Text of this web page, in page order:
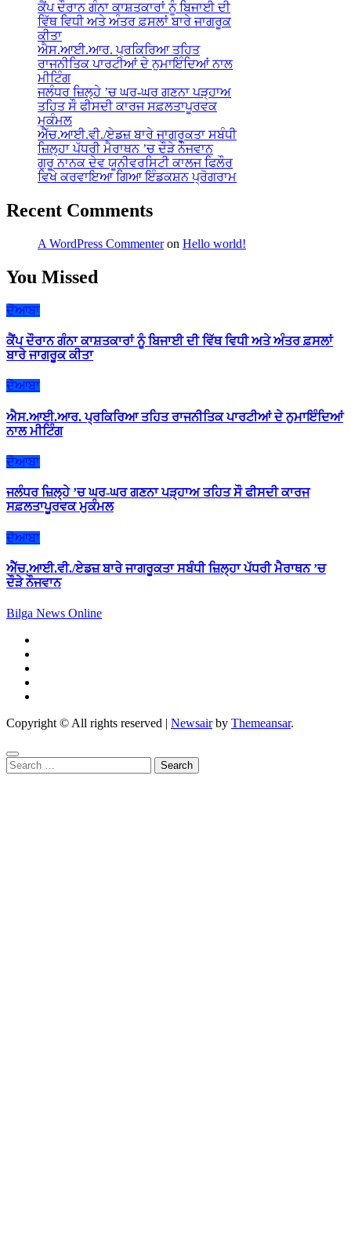
ਕੈਂਪ ਦੌਰਾਨ ਗੰਨਾ ਕਾਸ਼ਤਕਾਰਾਂ ਨੂੰ ਬਿਜਾਈ ਦੀ
ਵਿੱਥ ਵਿਧੀ ਅਤੇ ਅੰਤਰ ਫ਼ਸਲਾਂ ਬਾਰੇ ਜਾਗਰੂਕ
ਕੀਤਾ
ਐਸ.ਆਈ.ਆਰ. ਪ੍ਰਕਿਰਿਆ ਤਹਿਤ
ਰਾਜਨੀਤਿਕ ਪਾਰਟੀਆਂ ਦੇ ਨੁਮਾਇੰਦਿਆਂ ਨਾਲ
ਮੀਟਿੰਗ
ਜਲੰਧਰ ਜ਼ਿਲ੍ਹੇ ’ਚ ਘਰ-ਘਰ ਗਣਨਾ ਪੜ੍ਹਾਅ
ਤਹਿਤ ਸੌ ਫੀਸਦੀ ਕਾਰਜ ਸਫ਼ਲਤਾਪੂਰਵਕ
ਮੁਕੰਮਲ
ਐੱਚ.ਆਈ.ਵੀ./ਏਡਜ਼ ਬਾਰੇ ਜਾਗਰੂਕਤਾ ਸਬੰਧੀ
ਜ਼ਿਲ੍ਹਾ ਪੱਧਰੀ ਮੈਰਾਥਨ ’ਚ ਦੌੜੇ ਨੌਜਵਾਨ
ਗੁਰੂ ਨਾਨਕ ਦੇਵ ਯੂਨੀਵਰਸਿਟੀ ਕਾਲਜ ਫਿਲੌਰ
ਵਿਖੇ ਕਰਵਾਇਆ ਗਿਆ ਇੰਡਕਸ਼ਨ ਪ੍ਰੋਗਰਾਮ
Recent Comments
A WordPress Commenteron Hello world!
You Missed
ਦੋਆਬਾ
ਕੈਂਪ ਦੌਰਾਨ ਗੰਨਾ ਕਾਸ਼ਤਕਾਰਾਂ ਨੂੰ ਬਿਜਾਈ ਦੀ ਵਿੱਥ ਵਿਧੀ ਅਤੇ ਅੰਤਰ ਫ਼ਸਲਾਂ
ਬਾਰੇ ਜਾਗਰੂਕ ਕੀਤਾ
ਦੋਆਬਾ
ਐਸ.ਆਈ.ਆਰ. ਪ੍ਰਕਿਰਿਆ ਤਹਿਤ ਰਾਜਨੀਤਿਕ ਪਾਰਟੀਆਂ ਦੇ ਨੁਮਾਇੰਦਿਆਂ
ਨਾਲ ਮੀਟਿੰਗ
ਦੋਆਬਾ
ਜਲੰਧਰ ਜ਼ਿਲ੍ਹੇ ’ਚ ਘਰ-ਘਰ ਗਣਨਾ ਪੜ੍ਹਾਅ ਤਹਿਤ ਸੌ ਫੀਸਦੀ ਕਾਰਜ
ਸਫ਼ਲਤਾਪੂਰਵਕ ਮੁਕੰਮਲ
ਦੋਆਬਾ
ਐੱਚ.ਆਈ.ਵੀ./ਏਡਜ਼ ਬਾਰੇ ਜਾਗਰੂਕਤਾ ਸਬੰਧੀ ਜ਼ਿਲ੍ਹਾ ਪੱਧਰੀ ਮੈਰਾਥਨ ’ਚ
ਦੌੜੇ ਨੌਜਵਾਨ
Bilga News Online
Copyright © All rights reserved | Newsairby Themeansar.
Search
for: